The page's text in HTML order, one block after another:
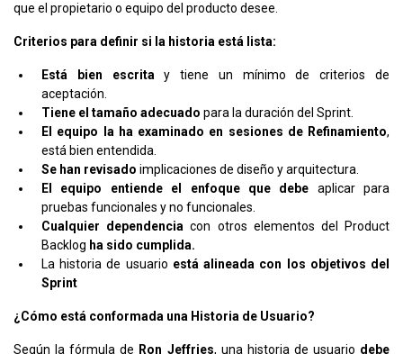
que el propietario o equipo del producto desee.
Criterios para definir si la historia está lista:
Está bien escrita y tiene un mínimo de criterios de
aceptación.
Tiene el tamaño adecuado para la duración del Sprint.
El equipo la ha examinado en sesiones de Refinamiento,
está bien entendida.
Se han revisado implicaciones de diseño y arquitectura.
El equipo entiende el enfoque que debe aplicar para
pruebas funcionales y no funcionales.
Cualquier dependencia con otros elementos del Product
Backlog ha sido cumplida.
La historia de usuario está alineada con los objetivos del
Sprint
¿Cómo está conformada una Historia de Usuario?
Según la fórmula de Ron Jeffries, una historia de usuario debe